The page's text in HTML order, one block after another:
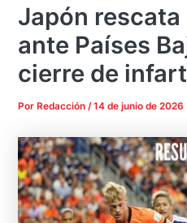
Japón rescata
ante Países
cierre de
Por Redacción/14 de junio de 2026